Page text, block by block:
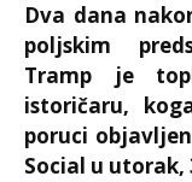
Dva dana
poljskim
Tramp je
istoričaru,
poruci
Social u utorak,